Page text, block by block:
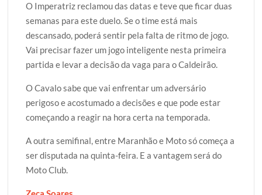
O Imperatriz reclamou das datas e teve que ficar duas
semanas para este duelo. Se o time está mais
descansado, poderá sentir pela falta de ritmo de jogo.
Vai precisar fazer um jogo inteligente nesta primeira
partida e levar a decisão da vaga para o Caldeirão.
O Cavalo sabe que vai enfrentar um adversário
perigoso e acostumado a decisões e que pode estar
começando a reagir na hora certa na temporada.
A outra semifinal, entre Maranhão e Moto só começa a
ser disputada na quinta-feira. E a vantagem será do
Moto Club.